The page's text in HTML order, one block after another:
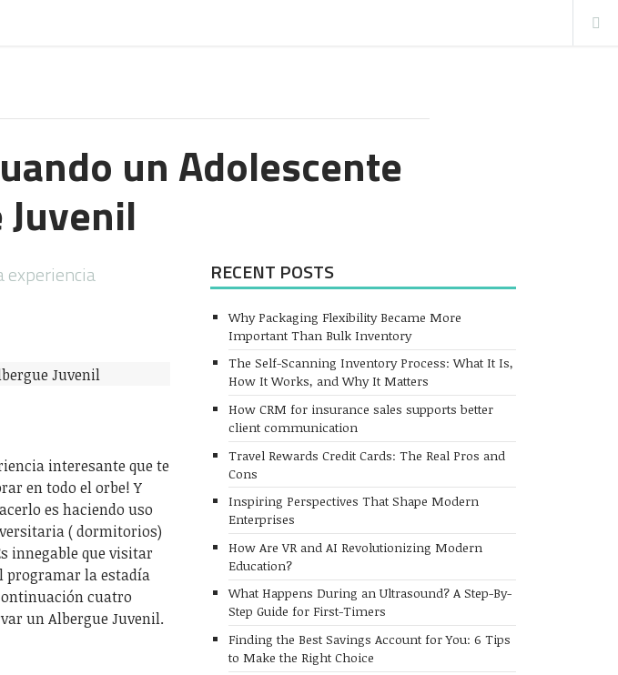
un Adolescente
experiencia
interesante que te
en todo el orbe! Y
es haciendo uso
( dormitorios)
innegable que visitar
programar la estadía
cuatro
un Albergue Juvenil.
RECENT POSTS
Why Packaging Flexibility Became More
Important Than Bulk Inventory
The Self-Scanning Inventory Process: What It Is,
How It Works, and Why It Matters
How CRM for insurance sales supports better
client communication
Travel Rewards Credit Cards: The Real Pros and
Cons
Inspiring Perspectives That Shape Modern
Enterprises
How Are VR and AI Revolutionizing Modern
Education?
What Happens During an Ultrasound? A Step-By-
Step Guide for First-Timers
Finding the Best Savings Account for You: 6 Tips
to Make the Right Choice